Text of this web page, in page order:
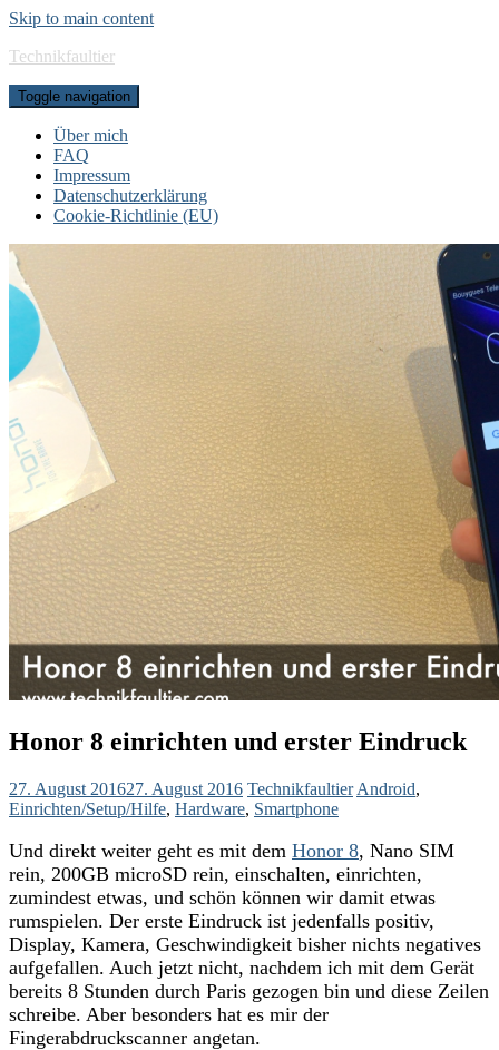
Skip to main content
Technikfaultier
Toggle navigation
Über mich
FAQ
Impressum
Datenschutzerklärung
Cookie-Richtlinie (EU)
Honor 8 einrichten und erster Eindruck
27. August 201627. August 2016 Technikfaultier Android,
Einrichten/Setup/Hilfe, Hardware, Smartphone
Und direkt weiter geht es mit dem Honor 8, Nano SIM
rein, 200GB microSD rein, einschalten, einrichten,
zumindest etwas, und schön können wir damit etwas
rumspielen. Der erste Eindruck ist jedenfalls positiv,
Display, Kamera, Geschwindigkeit bisher nichts negatives
aufgefallen. Auch jetzt nicht, nachdem ich mit dem Gerät
bereits 8 Stunden durch Paris gezogen bin und diese Zeilen
schreibe. Aber besonders hat es mir der
Fingerabdruckscanner angetan.